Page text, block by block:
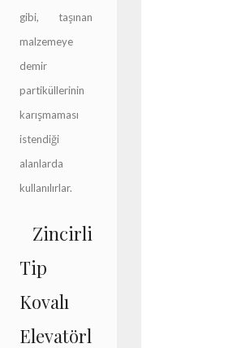
gibi, taşınan
malzemeye
demir
partiküllerinin
karışmaması
istendiği
alanlarda
kullanılırlar.
Zincirli
Tip
Kovalı
Elevatörl